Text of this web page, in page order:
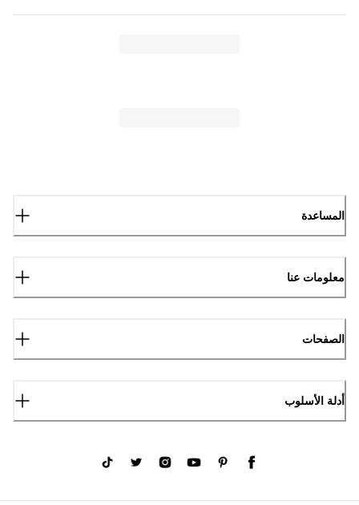
المساعدة
معلومات عنا
الصفحات
أدلة الأسلوب